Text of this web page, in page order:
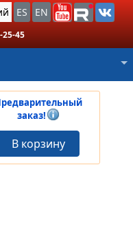
ES EN
25-45
заказ!
В корзину